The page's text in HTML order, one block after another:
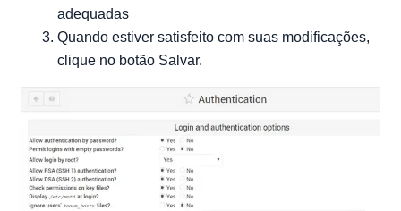
adequadas
Quando estiver satisfeito com suas modificações,
clique no botão Salvar.